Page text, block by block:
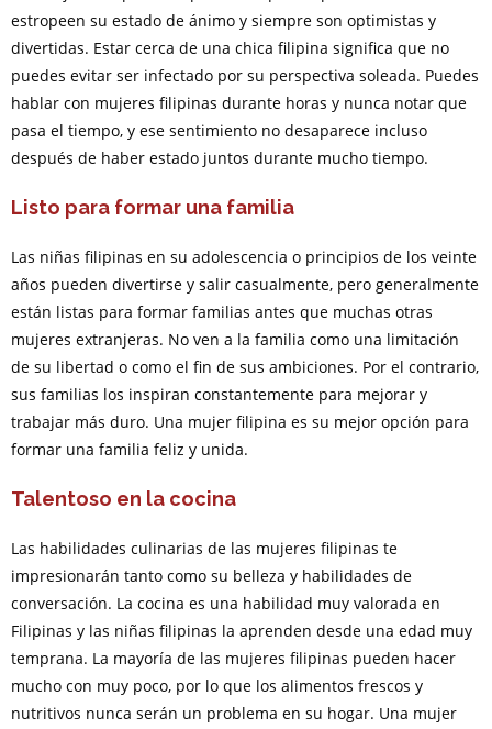
estropeen su estado de ánimo y siempre son optimistas y
divertidas. Estar cerca de una chica filipina significa que no
puedes evitar ser infectado por su perspectiva soleada. Puedes
hablar con mujeres filipinas durante horas y nunca notar que
pasa el tiempo, y ese sentimiento no desaparece incluso
después de haber estado juntos durante mucho tiempo.
Listo para formar una familia
Las niñas filipinas en su adolescencia o principios de los veinte
años pueden divertirse y salir casualmente, pero generalmente
están listas para formar familias antes que muchas otras
mujeres extranjeras. No ven a la familia como una limitación
de su libertad o como el fin de sus ambiciones. Por el contrario,
sus familias los inspiran constantemente para mejorar y
trabajar más duro. Una mujer filipina es su mejor opción para
formar una familia feliz y unida.
Talentoso en la cocina
Las habilidades culinarias de las mujeres filipinas te
impresionarán tanto como su belleza y habilidades de
conversación. La cocina es una habilidad muy valorada en
Filipinas y las niñas filipinas la aprenden desde una edad muy
temprana. La mayoría de las mujeres filipinas pueden hacer
mucho con muy poco, por lo que los alimentos frescos y
nutritivos nunca serán un problema en su hogar. Una mujer